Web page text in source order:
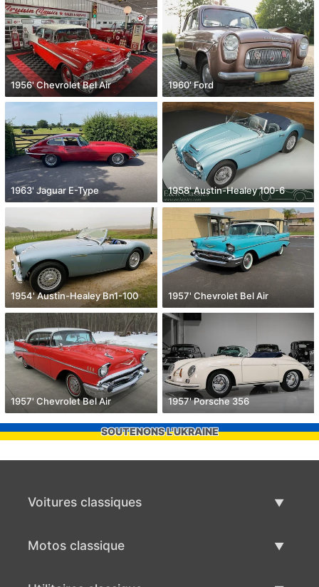
1956' Chevrolet Bel Air 1960' Ford
1963' Jaguar E-Type 1958' Austin-Healey 100-6
1954' Austin-Healey Bn1-100 1957' Chevrolet Bel Air
1957' Chevrolet Bel Air 1957' Porsche 356
SOUTENONS L'UKRAINE
Voitures classiques
Motos classique